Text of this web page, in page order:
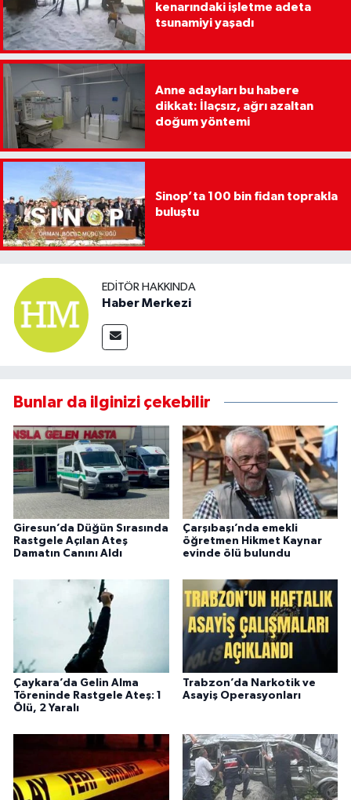
kenarındaki işletme adeta
tsunamiyi yaşadı
Anne adayları bu habere
dikkat: İlaçsız, ağrı azaltan
doğum yöntemi
Sinop’ta 100 bin fidan toprakla
buluştu
EDITÖR HAKKINDA
Haber Merkezi
Bunlar da ilginizi çekebilir
Giresun’da Düğün Sırasında
Rastgele Açılan Ateş
Damatın Canını Aldı
Çarşıbaşı’nda emekli
öğretmen Hikmet Kaynar
evinde ölü bulundu
Çaykara’da Gelin Alma
Töreninde Rastgele Ateş: 1
Ölü, 2 Yaralı
Trabzon’da Narkotik ve
Asayiş Operasyonları